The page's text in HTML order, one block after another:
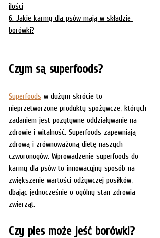
ilości
6. Jakie karmy dla psów mają w składzie
borówki?
Czym są superfoods?
Superfoods w dużym skrócie to
nieprzetworzone produkty spożywcze, których
zadaniem jest pozytywne oddziaływanie na
zdrowie i witalność. Superfoods zapewniają
zdrową i zrównoważoną dietę naszych
czworonogów. Wprowadzenie superfoods do
karmy dla psów to innowacyjny sposób na
zwiększenie wartości odżywczej posiłków,
dbając jednocześnie o ogólny stan zdrowia
zwierząt.
Czy pies może jeść borówki?